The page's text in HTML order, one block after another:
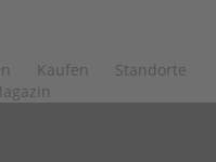
Kaufen
Standorte